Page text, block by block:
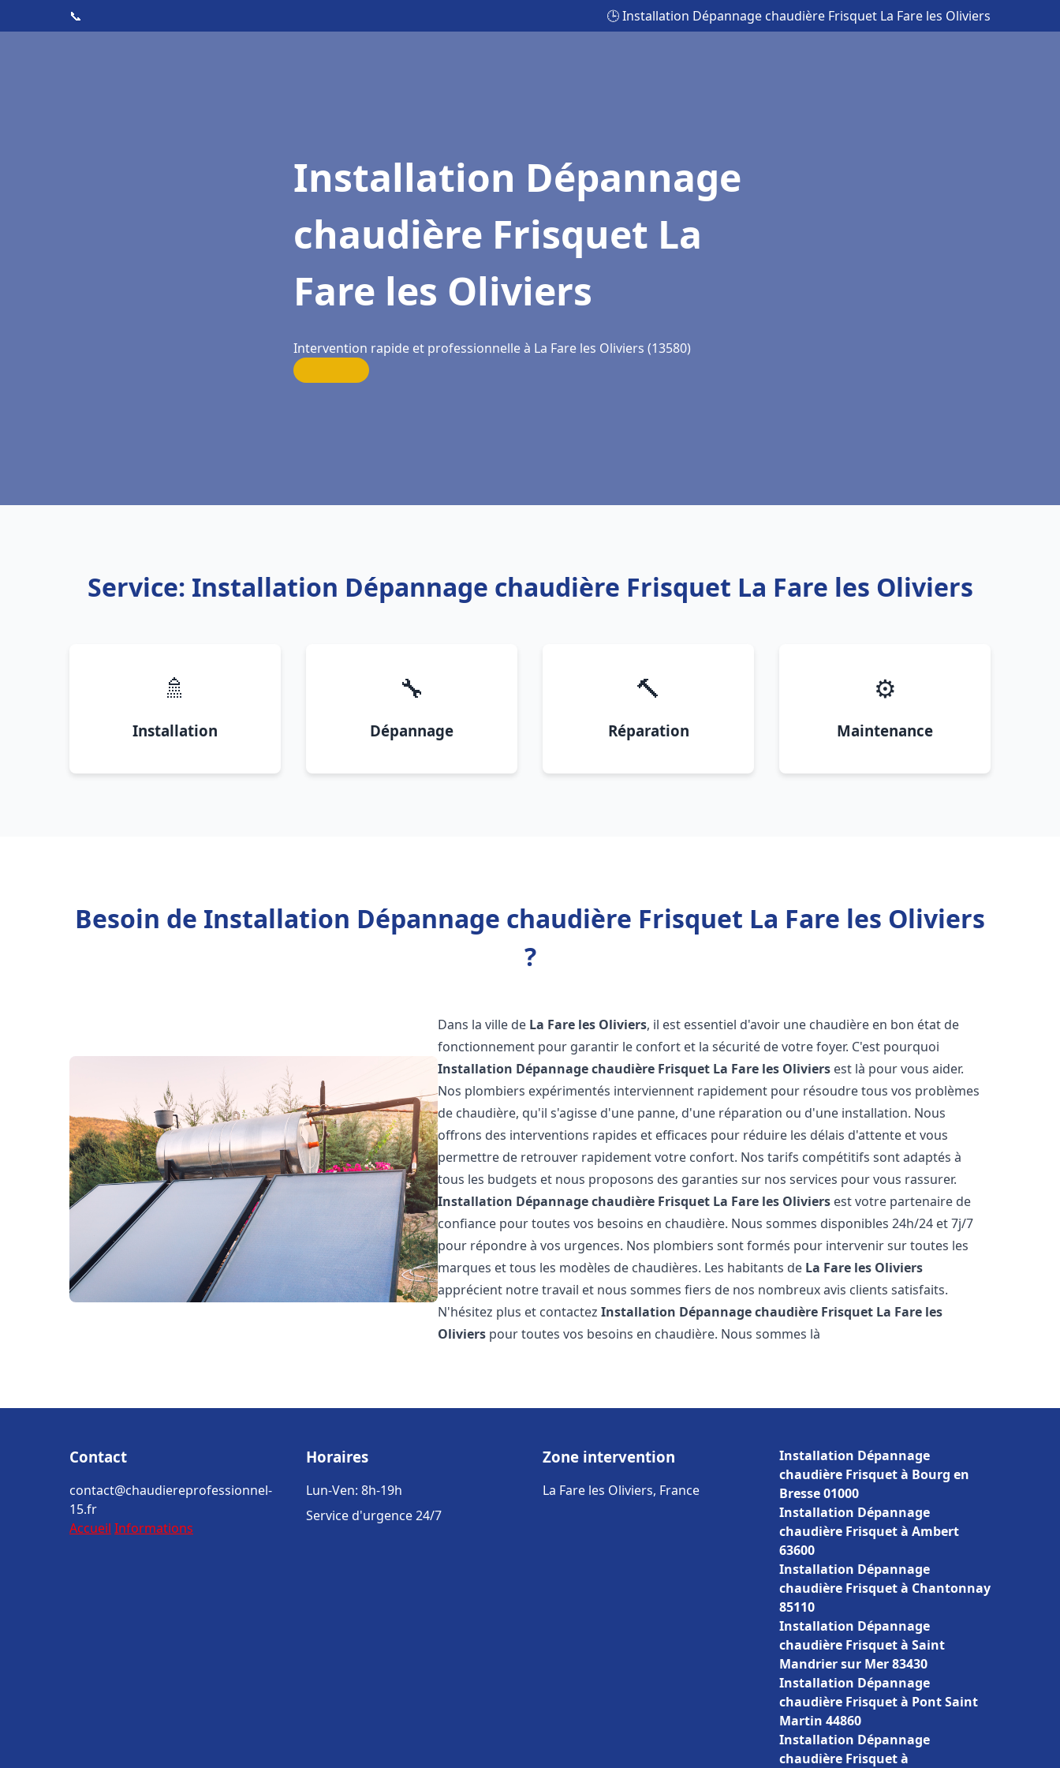
📞 🕒 Installation Dépannage chaudière Frisquet La Fare les Oliviers
Installation Dépannage
chaudière Frisquet La
Fare les Oliviers
Intervention rapide et professionnelle à La Fare les Oliviers (13580)
Service: Installation Dépannage chaudière Frisquet La Fare les Oliviers
🚿
Installation
🔧
Dépannage
🔨
Réparation
⚙️
Maintenance
Besoin de Installation Dépannage chaudière Frisquet La Fare les Oliviers
?
Dans la ville de La Fare les Oliviers, il est essentiel d'avoir une chaudière en bon état de
fonctionnement pour garantir le confort et la sécurité de votre foyer. C'est pourquoi
Installation Dépannage chaudière Frisquet La Fare les Oliviers est là pour vous aider.
Nos plombiers expérimentés interviennent rapidement pour résoudre tous vos problèmes
de chaudière, qu'il s'agisse d'une panne, d'une réparation ou d'une installation. Nous
offrons des interventions rapides et efficaces pour réduire les délais d'attente et vous
permettre de retrouver rapidement votre confort. Nos tarifs compétitifs sont adaptés à
tous les budgets et nous proposons des garanties sur nos services pour vous rassurer.
Installation Dépannage chaudière Frisquet La Fare les Oliviers est votre partenaire de
confiance pour toutes vos besoins en chaudière. Nous sommes disponibles 24h/24 et 7j/7
pour répondre à vos urgences. Nos plombiers sont formés pour intervenir sur toutes les
marques et tous les modèles de chaudières. Les habitants de La Fare les Oliviers
apprécient notre travail et nous sommes fiers de nos nombreux avis clients satisfaits.
N'hésitez plus et contactezInstallation Dépannage chaudière Frisquet La Fare les
Oliviers pour toutes vos besoins en chaudière. Nous sommes là
Contact
contact@chaudiereprofessionnel-
15.fr
Accueil Informations
Horaires
Lun-Ven: 8h-19h
Service d'urgence 24/7
Zone intervention
La Fare les Oliviers, France
Installation Dépannage
chaudière Frisquet à Bourg en
Bresse 01000
Installation Dépannage
chaudière Frisquet à Ambert
63600
Installation Dépannage
chaudière Frisquet à Chantonnay
85110
Installation Dépannage
chaudière Frisquet à Saint
Mandrier sur Mer 83430
Installation Dépannage
chaudière Frisquet à Pont Saint
Martin 44860
Installation Dépannage
chaudière Frisquet à